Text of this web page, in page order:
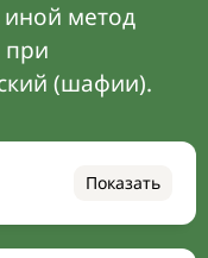
метод
при
(шафии).
Показать